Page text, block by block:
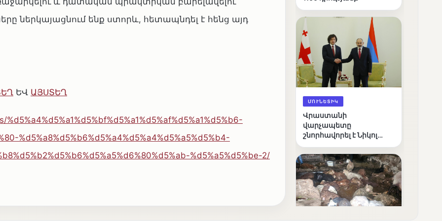
ներկայացնում ենք ստորև, հետապնդել է հենց այդ
ԵՎ ԱՅՍՏԵՂ
%d5%a8%d5%b6%d5%a4%d5%a4%d5%a5%d5%b4-
%d5%a5%d5%be-2/
ՄՈՒՆԵՏԻԿ
Վրաստանի
վարչապետը
շնորհավորել է Նիկոլ
ընտրություններում
հաջողության
կապակցությամբ